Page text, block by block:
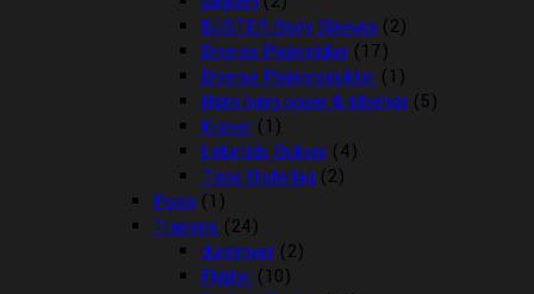
BUSTER Body Sleeves (2)
Diverse Plejemidler (17)
Diverse Plejeprodukter (1)
Høm høm poser & tilbehør (5)
Kraver (1)
Løbetids Bukser (4)
Tisse Underlag (2)
Pools (1)
Træning (24)
dummyer (2)
Fløjter (10)